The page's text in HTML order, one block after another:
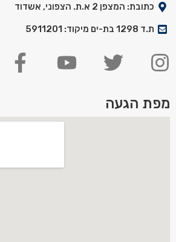
כתובת: המצפן 2 א.ת. הצפוני, אשדוד
ת.ד 1298 בת-ים מיקוד: 5911201
מפת הגעה